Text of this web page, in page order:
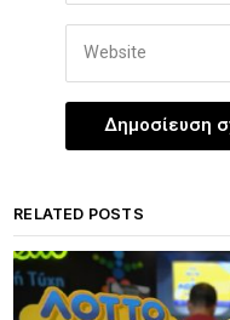
RELATED POSTS